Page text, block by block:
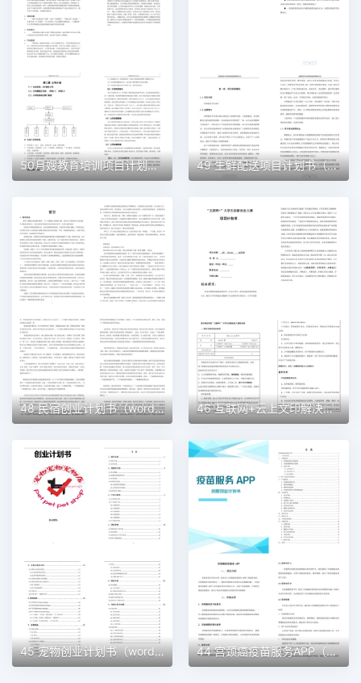
50月嫂教育培训项目计划书（word＋ppt配套）创业计划书word模板 49 生鲜配送项目计划书（word＋ppt配套）创业计划书word模板
48 民宿创业计划书（word＋ppt配套）创业计划书word模板 46 互联网+云上文印解决方案创业计划书（word＋ppt配套）创业计划书word模板
45 宠物创业计划书（word＋ppt配套）创业计划书word模板 44 宫颈癌疫苗服务APP（word＋ppt配套）创业计划书word模板